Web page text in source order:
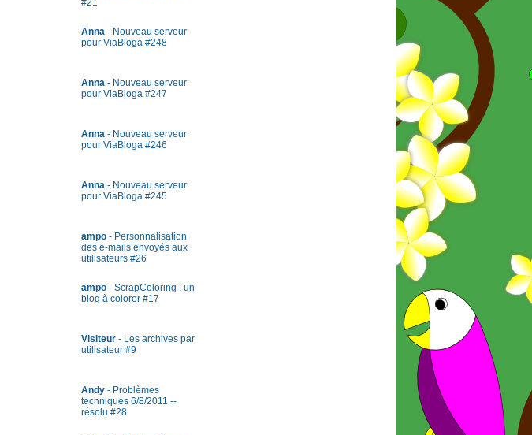
#21
Anna - Nouveau serveur
pour ViaBloga #248
Anna - Nouveau serveur
pour ViaBloga #247
Anna - Nouveau serveur
pour ViaBloga #246
Anna - Nouveau serveur
pour ViaBloga #245
ampo - Personnalisation
des e-mails envoyés aux
utilisateurs #26
ampo - ScrapColoring : un
blog à colorer #17
Visiteur - Les archives par
utilisateur #9
Andy - Problèmes
techniques 6/8/2011 --
résolu #28